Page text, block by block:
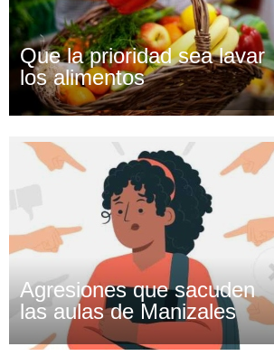
Que la prioridad sea lavar
los alimentos
Agresiones que sacuden
las aulas de Manizales